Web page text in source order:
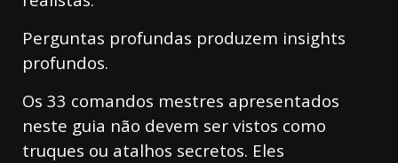
Perguntas profundas produzem insights
profundos.
Os 33 comandos mestres apresentados
neste guia não devem ser vistos como
truques ou atalhos secretos. Eles